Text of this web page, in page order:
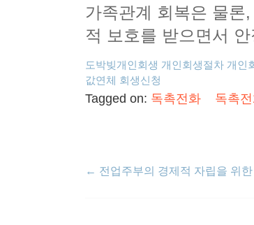
가족관계 회복은 물론
적 보호를 받으면서
도박빚개인회생 개인회생절차 개인
값연체 회생신청
Tagged on: 독촉전화 독촉
← 전업주부의 경제적 자립을 위